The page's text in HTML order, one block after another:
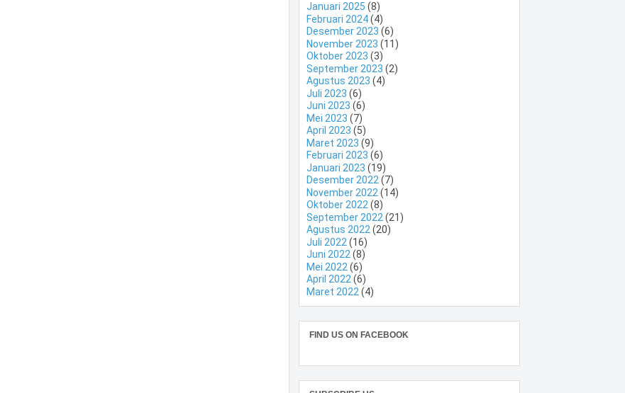
Januari 2025 (8)
Februari 2024(4)
Desember 2023 (6)
November 2023 (11)
Oktober 2023 (3)
September 2023 (2)
Agustus 2023 (4)
Juli 2023 (6)
Juni 2023 (6)
Mei 2023 (7)
April 2023 (5)
Maret 2023 (9)
Februari 2023 (6)
Januari 2023 (19)
Desember 2022 (7)
November 2022 (14)
Oktober 2022 (8)
September 2022 (21)
Agustus 2022 (20)
Juli 2022 (16)
Juni 2022 (8)
Mei 2022 (6)
April 2022 (6)
Maret 2022 (4)
FIND US ON FACEBOOK